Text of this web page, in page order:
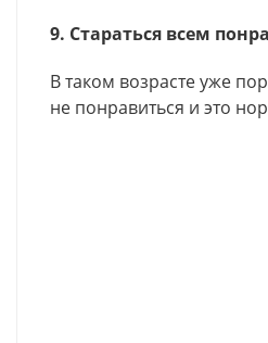
9. Стараться всем
В таком возрасте уже
не понравиться и это